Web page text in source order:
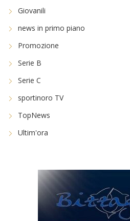
Giovanili
news in primo piano
Promozione
Serie B
Serie C
sportinoro TV
TopNews
Ultim'ora